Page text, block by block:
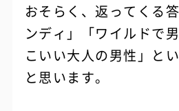
おそらく、返ってくる
ンディ」「ワイルドで
こいい大人の男性」と
と思います。